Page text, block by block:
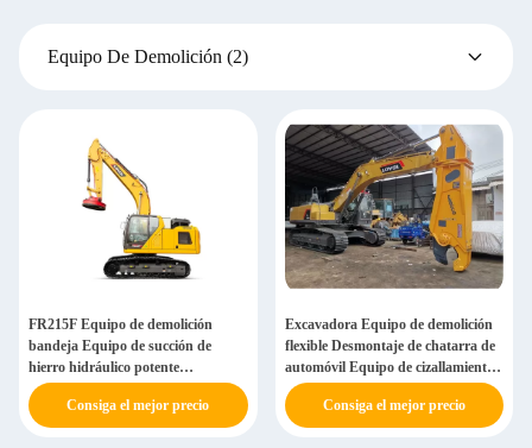
Equipo De Demolición (2)
FR215F Equipo de demolición
bandeja Equipo de succión de
hierro hidráulico potente
personalizado
Consiga el mejor precio
Excavadora Equipo de demolición
flexible Desmontaje de chatarra de
automóvil Equipo de cizallamiento
hidráulico
Consiga el mejor precio